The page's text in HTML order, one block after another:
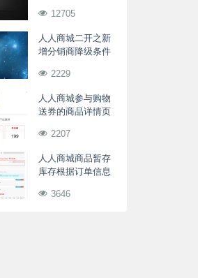
12705
人人商城二开之新
增分销商降级条件
2229
人人商城参与购物
送券的商品详情页
2207
人人商城商品暂存
库存根据订单信息
3646